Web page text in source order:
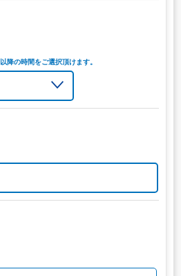
降の時間をご選択頂けます。